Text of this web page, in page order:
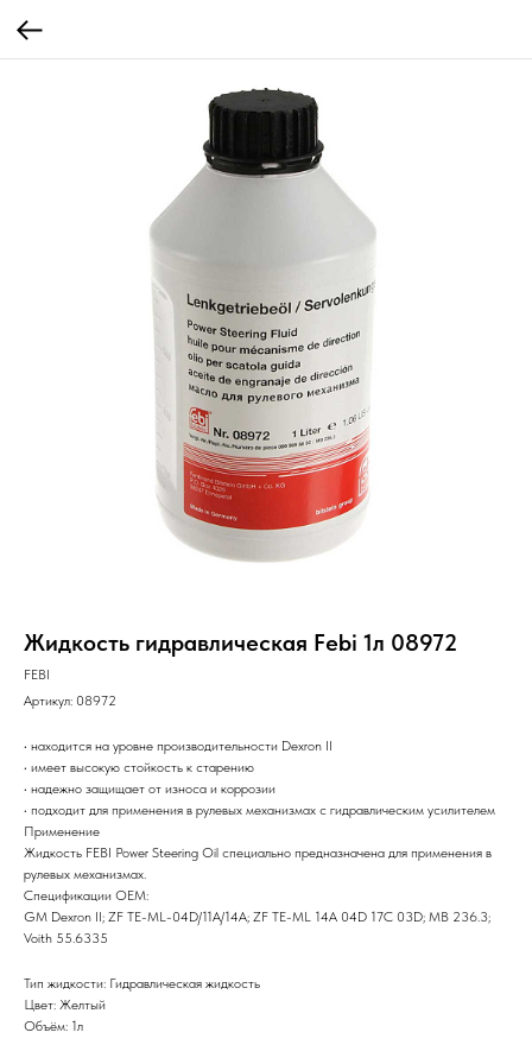
Жидкость гидравлическая Febi 1л 08972
FEBI
Артикул: 08972
• находится на уровне производительности Dexron II
• имеет высокую стойкость к старению
• надежно защищает от износа и коррозии
• подходит для применения в рулевых механизмах с гидравлическим усилителем
Применение
Жидкость FEBI Power Steering Oil специально предназначена для применения в
рулевых механизмах.
Спецификации OEM:
GM Dexron II; ZF TE-ML-04D/11A/14A; ZF TE-ML 14A 04D 17C 03D; MB 236.3;
Voith 55.6335
Тип жидкости: Гидравлическая жидкость
Цвет: Желтый
Объём: 1л